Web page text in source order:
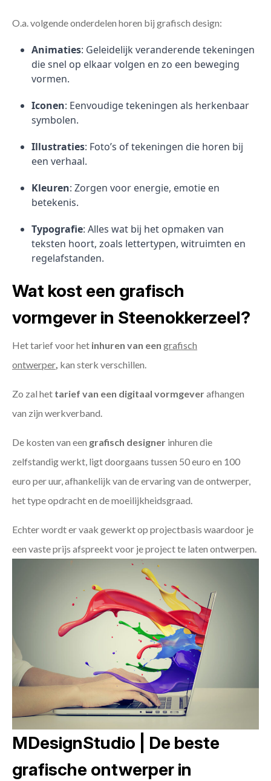
O.a. volgende onderdelen horen bij grafisch design:
Animaties: Geleidelijk veranderende tekeningen
die snel op elkaar volgen en zo een beweging
vormen.
Iconen: Eenvoudige tekeningen als herkenbaar
symbolen.
Illustraties: Foto’s of tekeningen die horen bij
een verhaal.
Kleuren: Zorgen voor energie, emotie en
betekenis.
Typografie: Alles wat bij het opmaken van
teksten hoort, zoals lettertypen, witruimten en
regelafstanden.
Wat kost een grafisch
vormgever in Steenokkerzeel?
Het tarief voor het inhuren van een grafisch
ontwerper kan sterk verschillen.
Zo zal het tarief van een digitaal vormgeverafhangen
van zijn werkverband.
De kosten van een grafisch designer inhuren die
zelfstandig werkt, ligt doorgaans tussen 50 euro en 100
euro per uur, afhankelijk van de ervaring van de ontwerper,
het type opdracht en de moeilijkheidsgraad.
Echter wordt er vaak gewerkt op projectbasis waardoor je
een vaste prijs afspreekt voor je project te laten ontwerpen.
MDesignStudio | De beste
grafische ontwerper in